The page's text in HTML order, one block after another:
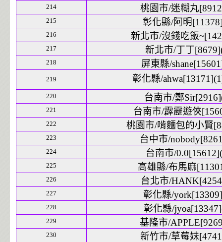
214 桃園市/迷糊丸
215 彰化縣/阿明
216 新北市/沒錢吃飯
217 新北市/丁丁
218 屏東縣/
219 彰化縣/
220 台南市/鄭
221 台南市/霹靂遊俠
222 桃園市/啃麵包的小賢
223 台中市/
224 台南市/
225 高雄縣/布馬麻
226 台北市/
227 彰化縣/
228 彰化縣/
229 基隆市/
230 新竹市/草莓妹